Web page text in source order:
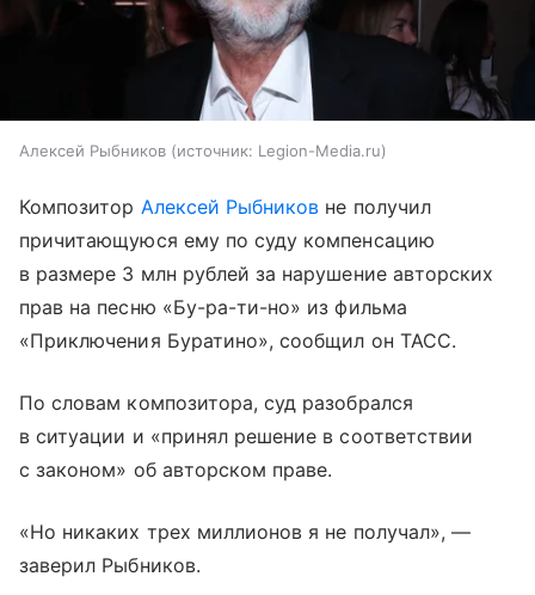
Алексей Рыбников источник: Legion-Media.ru
Композитор Алексей Рыбников не получил
причитающуюся ему по суду компенсацию
в размере 3 млн рублей за нарушение авторских
прав на песню «Бу-ра-ти-но» из фильма
«Приключения Буратино», сообщил он ТАСС.
По словам композитора, суд разобрался
в ситуации и «принял решение в соответствии
с законом» об авторском праве.
«Но никаких трех миллионов я не получал», —
заверил Рыбников.